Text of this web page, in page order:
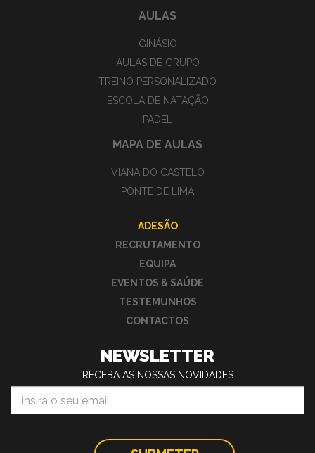
AULAS
GINÁSIO
AULAS DE GRUPO
TREINO PERSONALIZADO
ESCOLA DE NATAÇÃO
PADEL
MAPA DE AULAS
VIANA DO CASTELO
PONTE DE LIMA
ADESÃO
RECRUTAMENTO
EQUIPA
EVENTOS & SAÚDE
TESTEMUNHOS
CONTACTOS
NEWSLETTER
RECEBA AS NOSSAS NOVIDADES